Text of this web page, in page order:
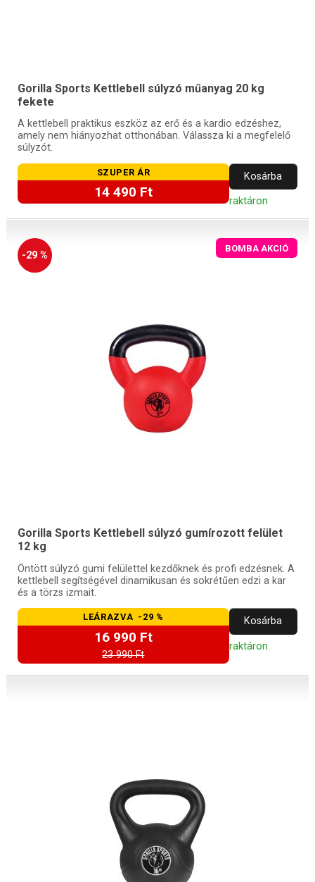
Gorilla Sports Kettlebell súlyzó műanyag 20 kg
fekete
A kettlebell praktikus eszköz az erő és a kardio edzéshez,
amely nem hiányozhat otthonában. Válassza ki a megfelelő
súlyzót.
SZUPER ÁR
14 490 Ft
Kosárba
raktáron
-29 %
BOMBA AKCIÓ
Gorilla Sports Kettlebell súlyzó gumírozott felület
12 kg
Öntött súlyzó gumi felülettel kezdőknek és profi edzésnek. A
kettlebell segítségével dinamikusan és sokrétűen edzi a kar
és a törzs izmait.
LEÁRAZVA -29 %
16 990 Ft
23 990 Ft
Kosárba
raktáron